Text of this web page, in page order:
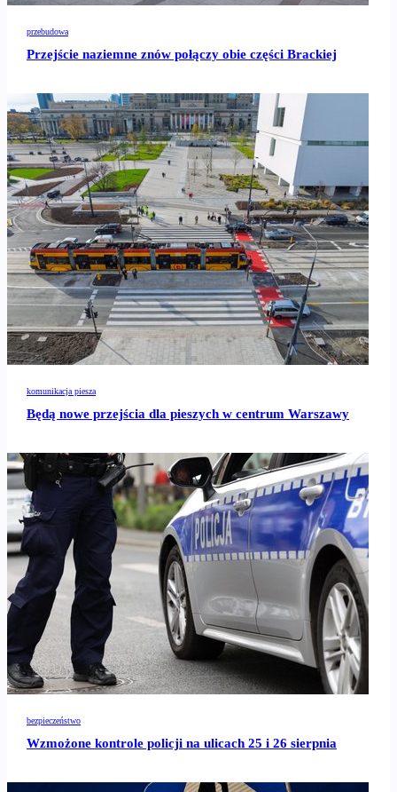
przebudowa
Przejście naziemne znów połączy obie części Brackiej
komunikacja piesza
Będą nowe przejścia dla pieszych w centrum Warszawy
bezpieczeństwo
Wzmożone kontrole policji na ulicach 25 i 26 sierpnia